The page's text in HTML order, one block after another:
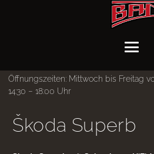
Öffnungszeiten: Mittwoch bis Freitag
14:30 – 18:00 Uhr
Škoda Superb